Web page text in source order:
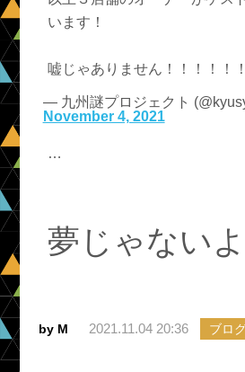
います！
嘘じゃありません！！！！！
— 九州謎プロジェクト
November 4, 2021
…
夢じゃない
by M 2021.11.04 20:36 ブロ